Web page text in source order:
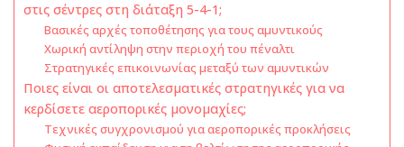
στις σέντρες στη διάταξη 5-4-1;
Βασικές αρχές τοποθέτησης για τους αμυντικούς
Χωρική αντίληψη στην περιοχή του πέναλτι
Στρατηγικές επικοινωνίας μεταξύ των αμυντικών
Ποιες είναι οι αποτελεσματικές στρατηγικές για να
κερδίσετε αεροπορικές μονομαχίες;
Τεχνικές συγχρονισμού για αεροπορικές προκλήσεις